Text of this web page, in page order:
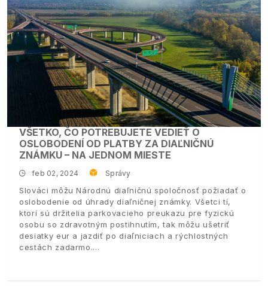
VŠETKO, ČO POTREBUJETE VEDIEŤ O
OSLOBODENÍ OD PLATBY ZA DIAĽNIČNÚ
ZNÁMKU – NA JEDNOM MIESTE
feb 02, 2024 Správy
Slováci môžu Národnú diaľničnú spoločnosť požiadať o
oslobodenie od úhrady diaľničnej známky. Všetci tí,
ktorí sú držitelia parkovacieho preukazu pre fyzickú
osobu so zdravotným postihnutím, tak môžu ušetriť
desiatky eur a jazdiť po diaľniciach a rýchlostných
cestách zadarmo.